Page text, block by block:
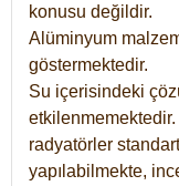
konusu değildir.
Alüminyum
göstermektedir.
Su içerisindeki
radyatörler
yapılabilmekte,